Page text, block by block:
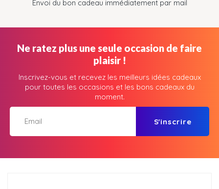
Envoi du bon cadeau immédiatement par mail
Ne ratez plus une seule occasion de faire
plaisir !
Inscrivez-vous et recevez les meilleurs idées cadeaux
pour toutes les occasions et les bons cadeaux du
moment.
S'inscrire